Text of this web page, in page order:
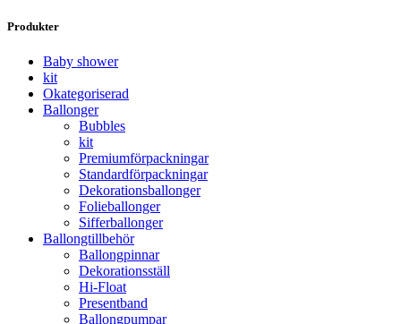
Produkter
Baby shower
kit
Okategoriserad
Ballonger
Bubbles
kit
Premium­förpackningar
Standard­­förpackningar
Dekorations­ballonger
Folie­­­ballonger
Siffer­­ballonger
Ballong­tillbehör
Ballongpinnar
Dekorationsställ
Hi-Float
Presentband
Ballongpumpar